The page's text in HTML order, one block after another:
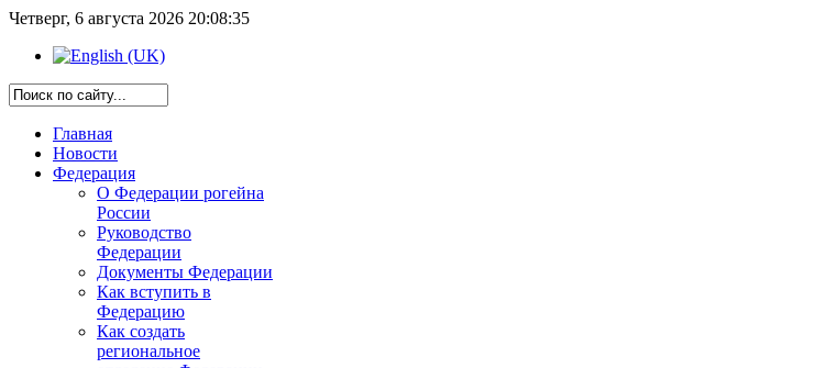
Четверг, 6 августа 2026 20:08:35
Главная
Новости
Федерация
О Федерации рогейна
России
Руководство
Федерации
Документы Федерации
Как вступить в
Федерацию
Как создать
региональное